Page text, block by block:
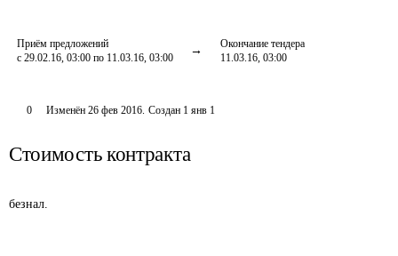
Приём предложений
с 29.02.16, 03:00 по 11.03.16, 03:00
Окончание тендера
11.03.16, 03:00
0 Изменён 26 фев 2016. Создан 1 янв 1
Стоимость контракта
безнал.